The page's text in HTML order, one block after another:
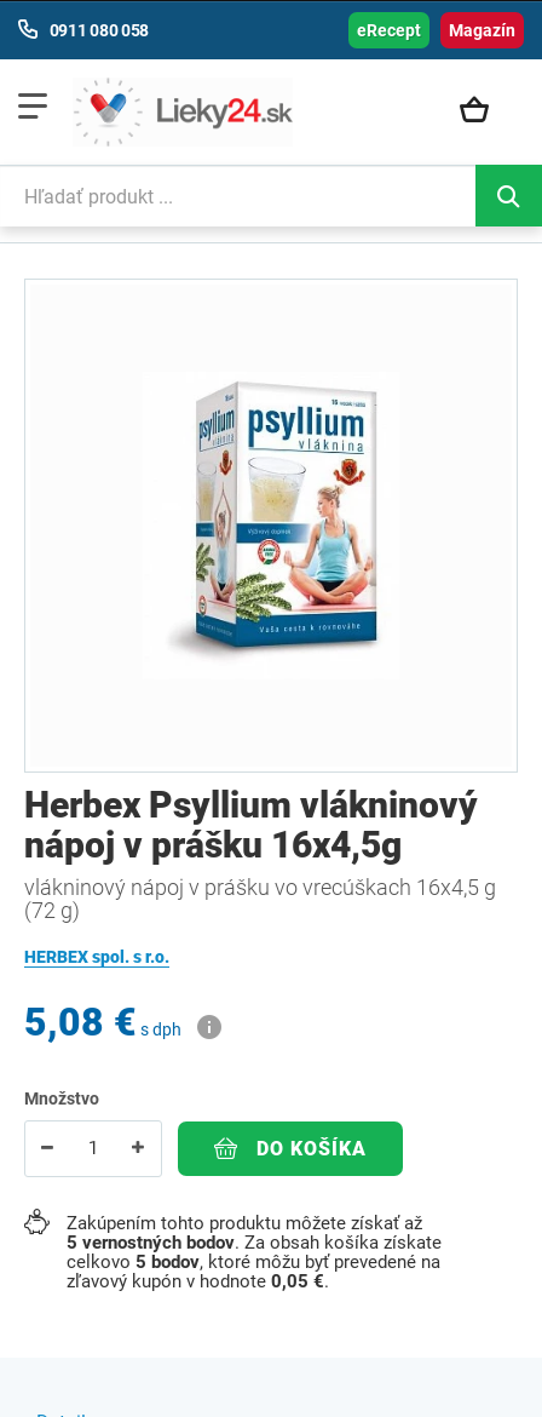
Magazín
0911 080 058 eRecept
Herbex Psyllium vlákninový
nápoj v prášku 16x4,5g
vlákninový nápoj v prášku vo vrecúškach 16x4,5 g
(72 g)
HERBEX spol. s r.o.
5,08 € s dph
Množstvo
DO KOŠÍKA
Zakúpením tohto produktu môžete získať až
5 vernostných bodov. Za obsah košíka získate
celkovo 5 bodov, ktoré môžu byť prevedené na
zľavový kupón v hodnote 0,05 €.